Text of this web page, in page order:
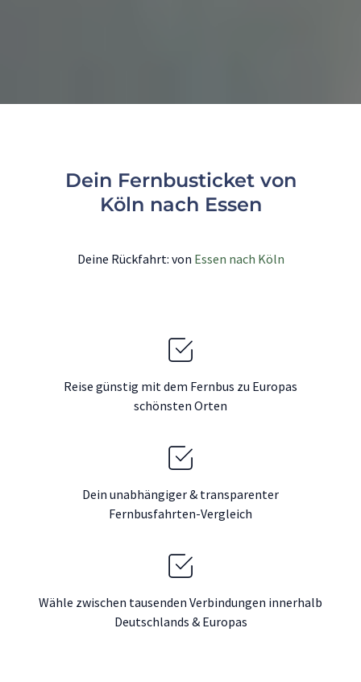
Dein Fernbusticket von
Köln nach Essen
Deine Rückfahrt: von Essen nach Köln
Reise günstig mit dem Fernbus zu Europas
schönsten Orten
Dein unabhängiger & transparenter
Fernbusfahrten-Vergleich
Wähle zwischen tausenden Verbindungen innerhalb
Deutschlands & Europas